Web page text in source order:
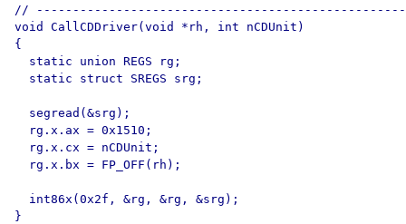
// ---------------------------------------------------
void CallCDDriver(void *rh, int nCDUnit)
{
  static union REGS rg;
  static struct SREGS srg;
  segread(&srg);
  rg.x.ax = 0x1510;
  rg.x.cx = nCDUnit;
  rg.x.bx = FP_OFF(rh);
  int86x(0x2f, &rg, &rg, &srg);
}